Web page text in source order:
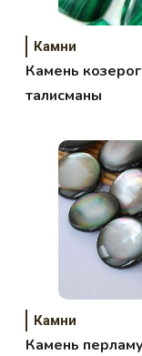
Камни
Камень
талисманы
Камни
Камень